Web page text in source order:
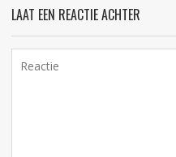
LAAT EEN REACTIE ACHTER